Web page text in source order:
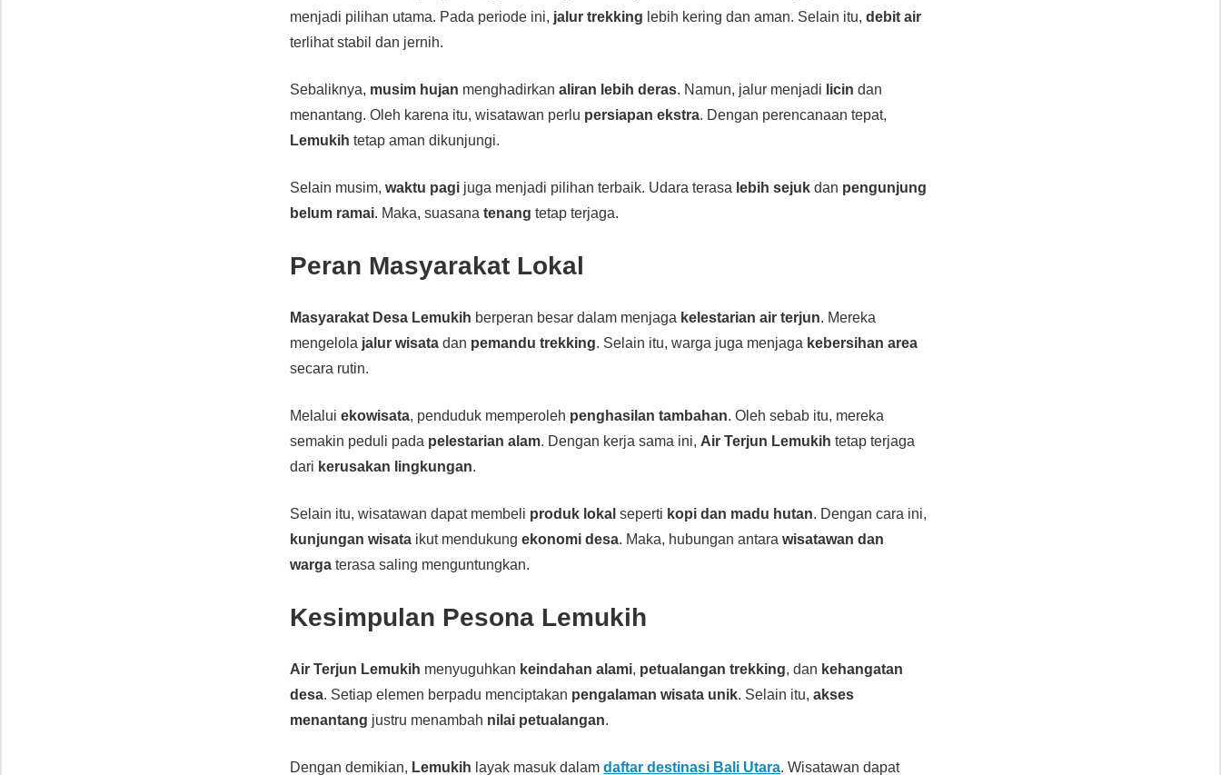
menjadi pilihan utama. Pada periode ini, jalur trekking lebih kering dan aman. Selain itu,debit air
terlihat stabil dan jernih.
Sebaliknya, musim hujan menghadirkanaliran lebih deras. Namun, jalur menjadi licin dan
menantang. Oleh karena itu, wisatawan perlu persiapan ekstra. Dengan perencanaan tepat,
Lemukih tetap aman dikunjungi.
Selain musim,waktu pagi juga menjadi pilihan terbaik. Udara terasa lebih sejuk dan pengunjung
belum ramai. Maka, suasanatenang tetap terjaga.
Peran Masyarakat Lokal
Masyarakat Desa Lemukih berperan besar dalam menjaga kelestarian air terjun. Mereka
mengelola jalur wisata dan pemandu trekking. Selain itu, warga juga menjaga kebersihan area
secara rutin.
Melaluiekowisata, penduduk memperoleh penghasilan tambahan. Oleh sebab itu, mereka
semakin peduli pada pelestarian alam. Dengan kerja sama ini, Air Terjun Lemukih tetap terjaga
dari kerusakan lingkungan.
Selain itu, wisatawan dapat membeli produk lokal seperti kopi dan madu hutan. Dengan cara ini,
kunjungan wisata ikut mendukungekonomi desa. Maka, hubungan antarawisatawan dan
warga terasa saling menguntungkan.
Kesimpulan Pesona Lemukih
Air Terjun Lemukih menyuguhkan keindahan alami, petualangan trekking, dan kehangatan
desa. Setiap elemen berpadu menciptakan pengalaman wisata unik. Selain itu,akses
menantang justru menambah nilai petualangan.
Dengan demikian, Lemukih layak masuk dalamdaftar destinasi Bali Utara. Wisatawan dapat